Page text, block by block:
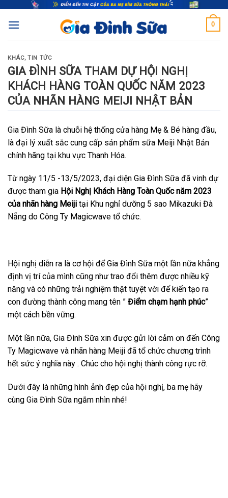
content
0
KHÁC,TIN TỨC
GIA ĐÌNH SỮA THAM DỰ HỘI NGHỊ
KHÁCH HÀNG TOÀN QUỐC NĂM 2023
CỦA NHÃN HÀNG MEIJI NHẬT BẢN
Gia Đình Sữa là chuỗi hệ thống cửa hàng Mẹ & Bé hàng đầu,
là đại lý xuất sắc cung cấp sản phẩm sữa Meiji Nhật Bản
chính hãng tại khu vực Thanh Hóa.
Từ ngày 11/5 -13/5/2023, đại diện Gia Đình Sữa đã vinh dự
được tham gia Hội Nghị Khách Hàng Toàn Quốc năm 2023
của nhãn hàng Meiji tại Khu nghỉ dưỡng 5 sao Mikazuki Đà
Nẵng do Công Ty Magicwave tổ chức.
Hội nghị diễn ra là cơ hội để Gia Đình Sữa một lần nữa khẳng
định vị trí của mình cũng như trao đổi thêm được nhiều kỹ
năng và có những trải nghiệm thật tuyệt vời để kiến tạo ra
con đường thành công mang tên ” Điểm chạm hạnh phúc”
một cách bền vững.
Một lần nữa, Gia Đình Sữa xin được gửi lời cảm ơn đến Công
Ty Magicwave và nhãn hàng Meiji đã tổ chức chương trình
hết sức ý nghĩa này . Chúc cho hội nghị thành công rực rỡ.
Dưới đây là những hình ảnh đẹp của hội nghị, ba mẹ hãy
cùng Gia Đình Sữa ngắm nhìn nhé!